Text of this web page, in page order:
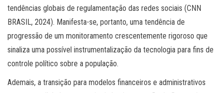
tendências globais de regulamentação das redes sociais (CNN
BRASIL, 2024). Manifesta-se, portanto, uma tendência de
progressão de um monitoramento crescentemente rigoroso que
sinaliza uma possível instrumentalização da tecnologia para fins de
controle político sobre a população.
Ademais, a transição para modelos financeiros e administrativos